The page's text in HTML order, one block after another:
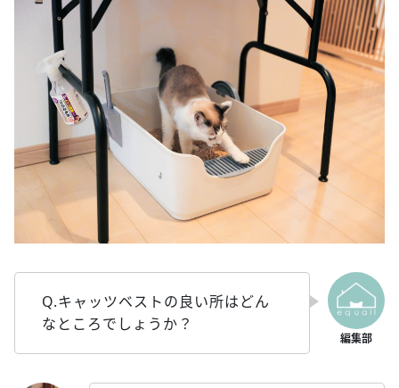
Q.キャッツベストの良い所はどん
なところでしょうか？